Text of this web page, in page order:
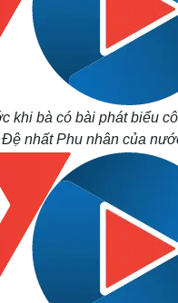
khi bà có bài phát biểu
nhất Phu nhân của